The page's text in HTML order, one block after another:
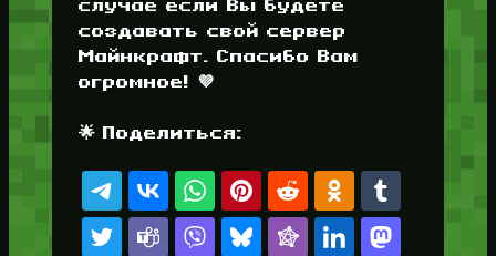
случае если Вы будете
создавать свой сервер
Майнкрафт. Спасибо Вам
огромное! 💜
🌟 Поделиться: